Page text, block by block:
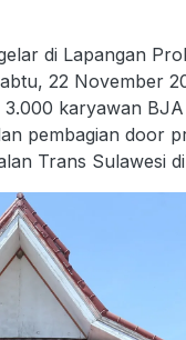
di Lapangan
22 November
karyawan
pembagian door
Trans Sulawesi